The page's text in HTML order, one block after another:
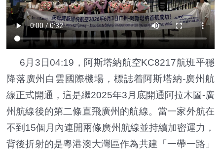
6月3日04:19，阿斯塔納航空KC8217航班平穩
降落廣州白雲國際機場，標誌着阿斯塔納-廣州航
線正式開通，這是繼2025年3月底開通阿拉木圖-廣
州航線後的第二條直飛廣州的航線。當一家外航在
不到15個月內連開兩條廣州航線並持續加密運力，
背後折射的是粵港澳大灣區作為共建「一帶一路」